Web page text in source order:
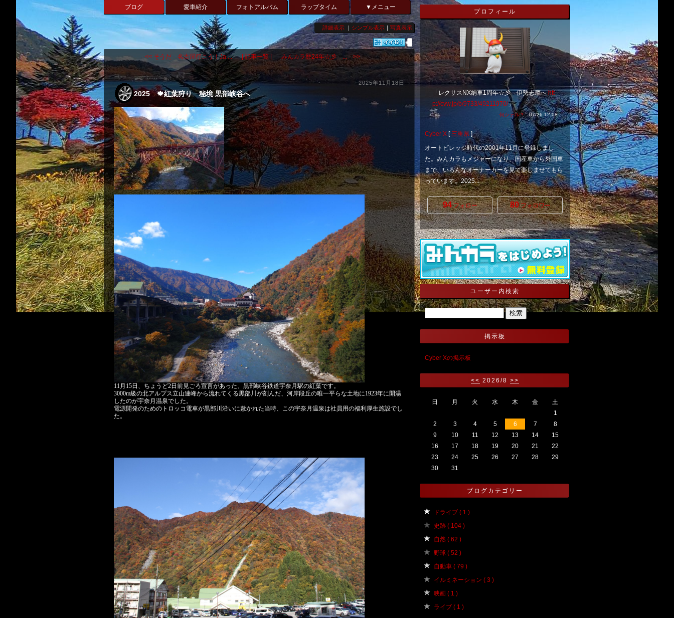
ブログ 愛車紹介 フォトアルバム ラップタイム ▼メニュー
詳細表示 ｜ シンプル表示 ｜ 写真表示
<< そうだ 名古屋行こう！Ja ... | 記事一覧 | みんカラ歴24年☆彡 ... >>
2025年11月18日
2025 🍁紅葉狩り 秘境 黒部峡谷へ
11月15日、ちょうど2日前見ごろ宣言があった、黒部峡谷鉄道宇奈月駅の紅葉です。
3000m級の北アルプス立山連峰から流れてくる黒部川が刻んだ、河岸段丘の唯一平らな土地に1923年に開湯
したのが宇奈月温泉でした。
電源開発のためのトロッコ電車が黒部川沿いに敷かれた当時、この宇奈月温泉は社員用の福利厚生施設でし
た。
プロフィール
「レクサスNX納車1周年☆彡 伊勢志摩へhtt
p://cvw.jp/b/9733/49211970/」
何シテル？07/26 12:08
Cyber X [三重県]
オートビレッジ時代の2001年11月に登録しまし
た。みんカラもメジャーになり、国産車から外国車
まで、いろんなオーナーカーを見て楽しませてもら
っています。2025...
94フォロー 80フォロワー
ユーザー内検索
掲示板
Cyber Xの掲示板
<<2026/8>>
日 月 火 水 木 金
土
1
2
3 4 5 6 7
8
9
10 11 12 13 14
15
16
17 18 19 20 21
22
23
24 25 26 27 28
29
30
31
ブログカテゴリー
ドライブ ( 1 )
史跡 ( 104 )
自然 ( 62 )
野球 ( 52 )
自動車 ( 79 )
イルミネーション ( 3 )
映画 ( 1 )
ライブ ( 1 )